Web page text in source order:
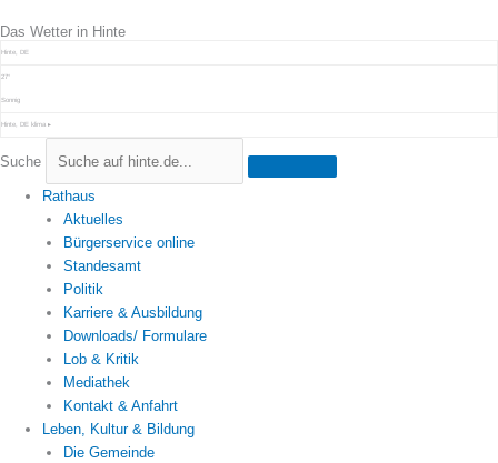
Inhalt
springen
Das Wetter in Hinte
Hinte, DE
27°
Sonnig
Hinte, DE klima ▸
Suche
Rathaus
Aktuelles
Bürgerservice online
Standesamt
Politik
Karriere & Ausbildung
Downloads/ Formulare
Lob & Kritik
Mediathek
Kontakt & Anfahrt
Leben, Kultur & Bildung
Die Gemeinde